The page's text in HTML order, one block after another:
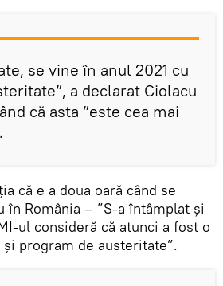
se vine în anul 2021 cu
a declarat Ciolacu
că asta ”este cea mai
că e a doua oară când se
în România – ”S-a întâmplat și
ul consideră că atunci a fost o
program de austeritate”.